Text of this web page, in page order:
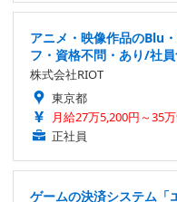
アニメ・映像作品のBlu
フ・資格不問・あり/社
株式会社RIOT
東京都
月給27万5,200円～35
正社員
ゲームの決済システム「